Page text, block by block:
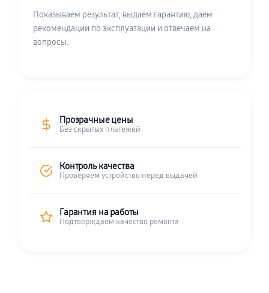
Показываем результат, выдаём гарантию, даём
рекомендации по эксплуатации и отвечаем на
вопросы.
Прозрачные цены
Без скрытых платежей
Контроль качества
Проверяем устройство перед выдачей
Гарантия на работы
Подтверждаем качество ремонта